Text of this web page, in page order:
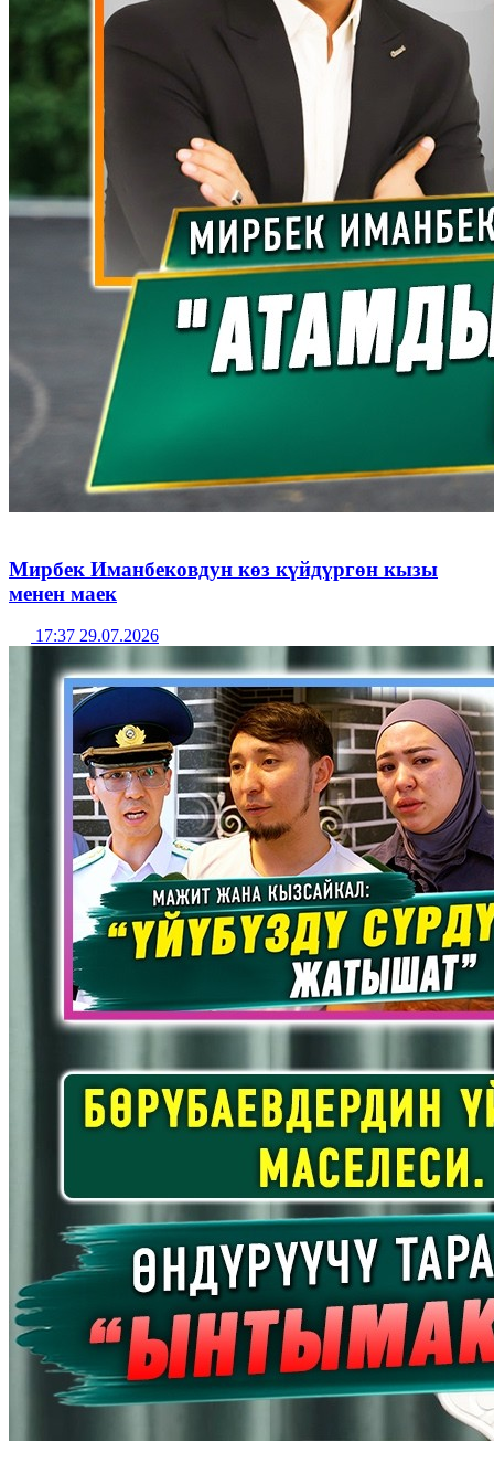
Мирбек Иманбековдун көз күйдүргөн кызы
менен маек
17:37 29.07.2026